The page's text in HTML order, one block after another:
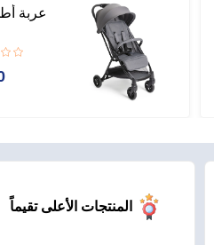
عربة
المنتجات الأعلى تقيماً